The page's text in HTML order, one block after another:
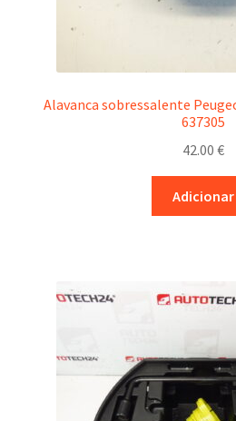
Alavanca sobressalente
637305
42.00 €
Adicionar